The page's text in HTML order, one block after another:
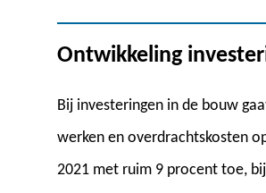
Ontwikkeling
Bij investeringen in de bouw
werken en overdrachtskosten
2021 met ruim 9 procent toe,